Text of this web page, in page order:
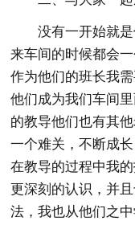
没有一开始就是
来车间的时候都会
作为他们的班长我
他们成为我们车间
的教导他们也有其
一个难关，不断成
在教导的过程中我
更深刻的认识，并
法，我也从他们之